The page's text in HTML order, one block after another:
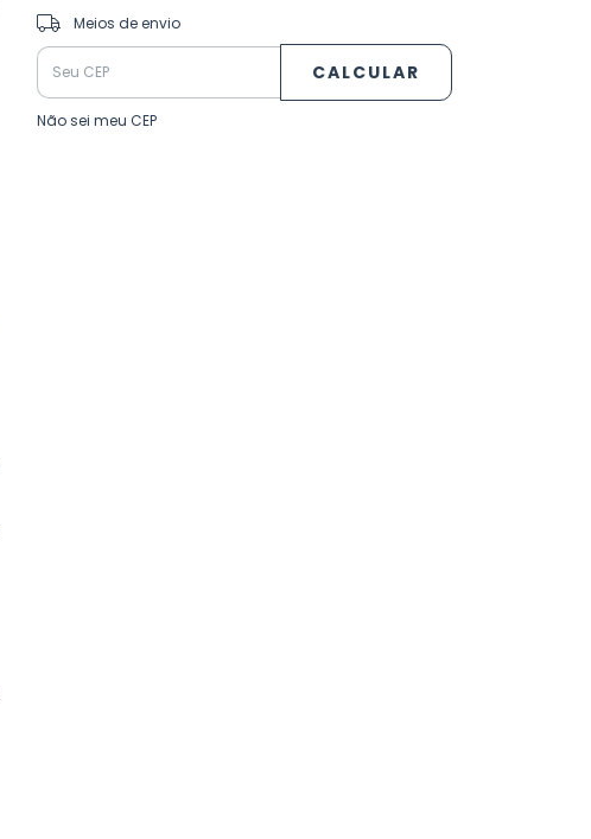
Entregas para o CEP:
Meios de envio
CALCULAR
Não sei meu CEP